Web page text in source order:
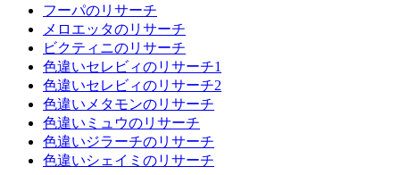
フーパのリサーチ
メロエッタのリサーチ
ビクティニのリサーチ
色違いセレビィのリサーチ1
色違いセレビィのリサーチ2
色違いメタモンのリサーチ
色違いミュウのリサーチ
色違いジラーチのリサーチ
色違いシェイミのリサーチ